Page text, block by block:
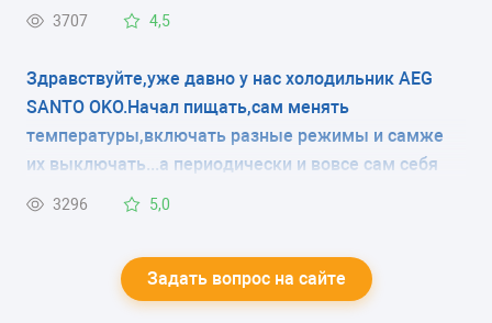
ручное
ЭНЕРГОПОТРЕБЛЕНИЕ
ХЛАДАГЕНТ
3707 4,5
Здравствуйте,уже давно у нас холодильник AEG
SANTO OKO.Начал пищать,сам менять
температуры,включать разные режимы и самже
их выключать...а периодически и вовсе сам себя
выключает.
3296 5,0
Задать вопрос на сайте